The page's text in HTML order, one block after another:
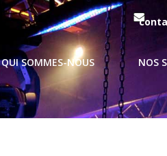
QUI SOMMES-NOUS NOS
ANIMATION